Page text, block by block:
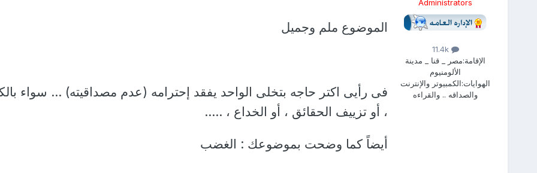
Administrators
11.4k
الإقامة:مصر _ قنا _ مدينة
الألومنيوم
الهوايات:الكمبيوتر والإنترنت
والصداقه .. والقراءه
الموضوع ملم وجميل
فى رأيى اكتر حاجه بتخلى الواحد يفقد إحترامه (عدم مصداقيته) ... سواء
، أو تزييف الحقائق ، أو الخداع ، .....
أيضاً كما وضحت بموضوعك : الغضب